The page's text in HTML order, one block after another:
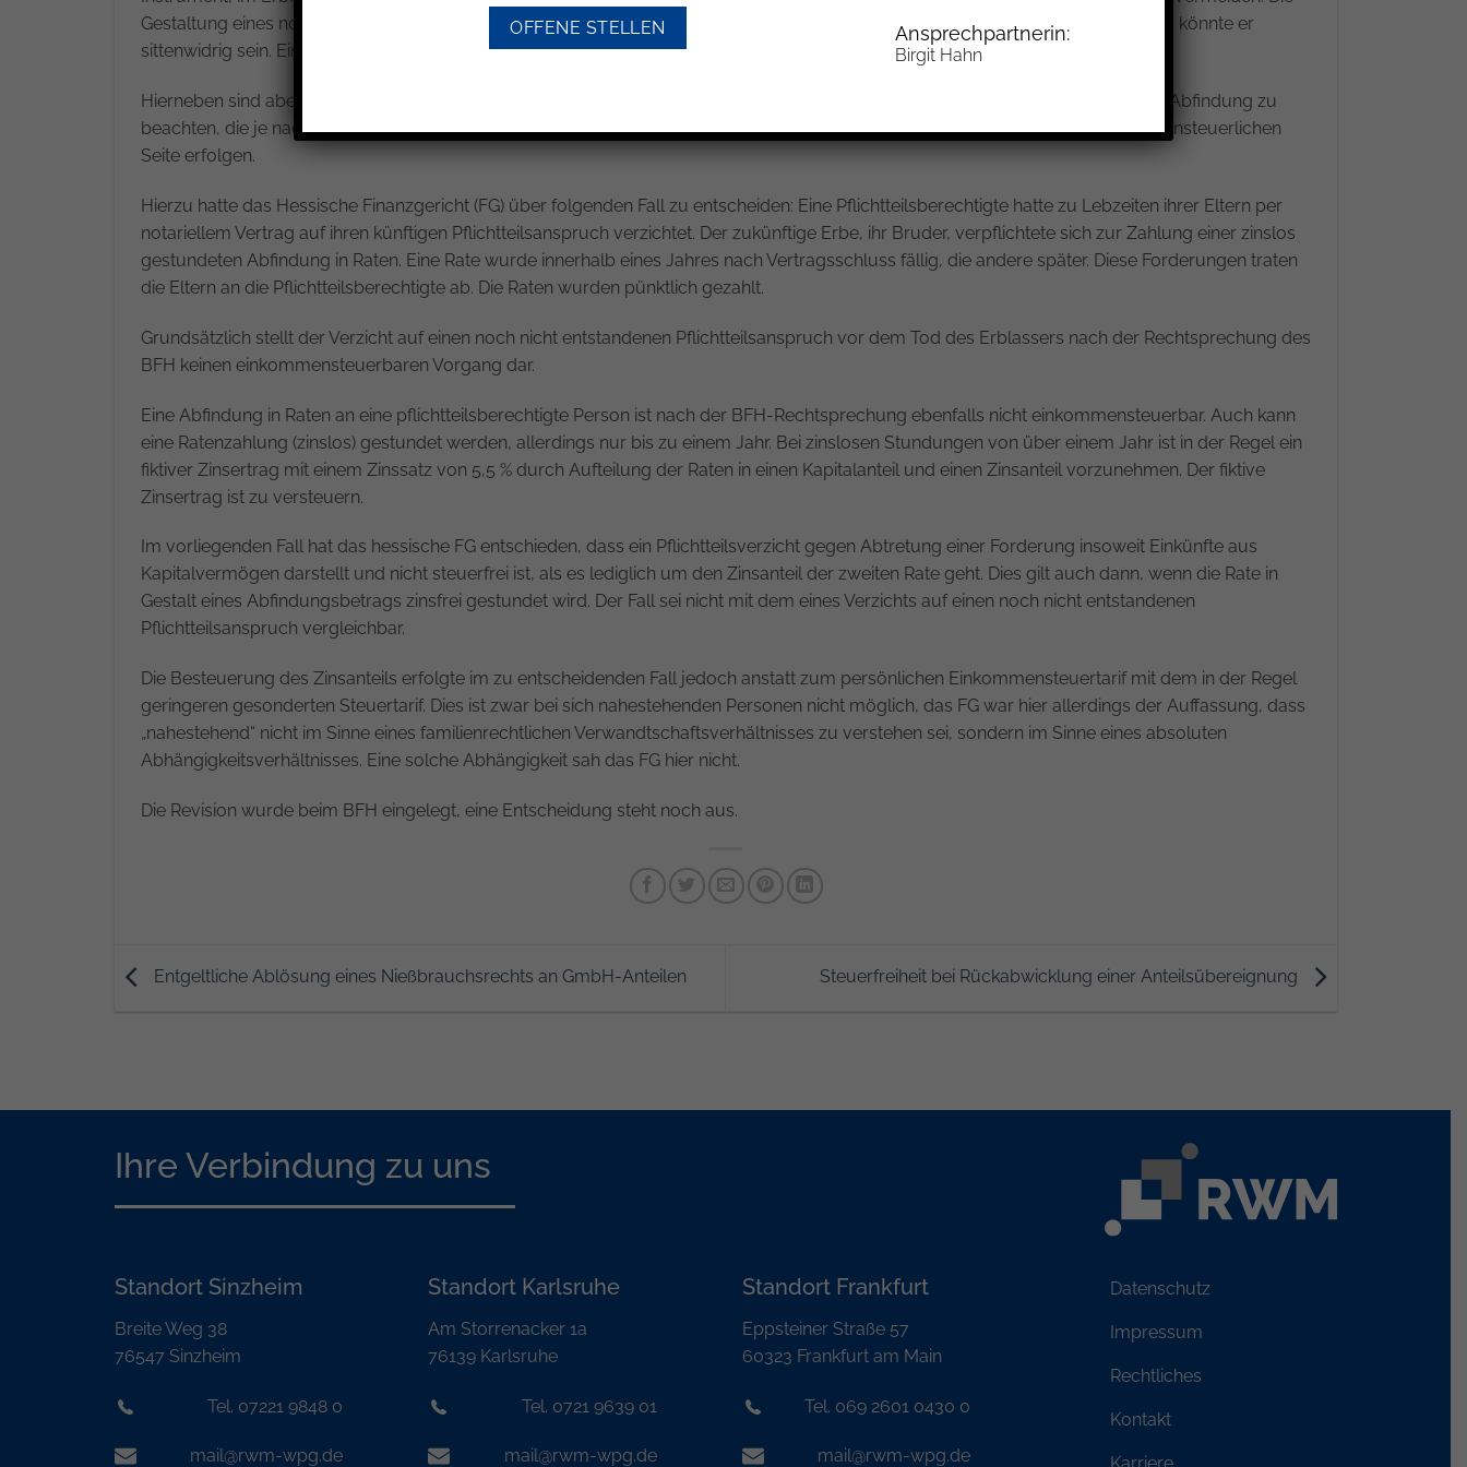
Gestaltung eines notariellen Vertrags mit Pflichtteilsverzicht erfolgt in der Regel durch eine angemessene Abfindung. Anderenfalls könnte er
sittenwidrig sein. Eine rechtliche Beratung sollte neben der steuerlichen Beratung zuvor in Anspruch genommen werden.
Hierneben sind aber auch die erbschaft- bzw. schenkungs- und einkommensteuerlichen Folgen eines Pflichtteilsverzichts gegen Abfindung zu
beachten, die je nach Gestaltung unterschiedlich sein können. An dieser Stelle soll ausschließlich eine Betrachtung der einkommensteuerlichen
Seite erfolgen.
Hierzu hatte das Hessische Finanzgericht (FG) über folgenden Fall zu entscheiden: Eine Pflichtteilsberechtigte hatte zu Lebzeiten ihrer Eltern per
notariellem Vertrag auf ihren künftigen Pflichtteilsanspruch verzichtet. Der zukünftige Erbe, ihr Bruder, verpflichtete sich zur Zahlung einer zinslos
gestundeten Abfindung in Raten. Eine Rate wurde innerhalb eines Jahres nach Vertragsschluss fällig, die andere später. Diese Forderungen traten
die Eltern an die Pflichtteilsberechtigte ab. Die Raten wurden pünktlich gezahlt.
Grundsätzlich stellt der Verzicht auf einen noch nicht entstandenen Pflichtteilsanspruch vor dem Tod des Erblassers nach der Rechtsprechung des
BFH keinen einkommensteuerbaren Vorgang dar.
Eine Abfindung in Raten an eine pflichtteilsberechtigte Person ist nach der BFH-Rechtsprechung ebenfalls nicht einkommensteuerbar. Auch kann
eine Ratenzahlung (zinslos) gestundet werden, allerdings nur bis zu einem Jahr. Bei zinslosen Stundungen von über einem Jahr ist in der Regel ein
fiktiver Zinsertrag mit einem Zinssatz von 5,5 % durch Aufteilung der Raten in einen Kapitalanteil und einen Zinsanteil vorzunehmen. Der fiktive
Zinsertrag ist zu versteuern.
Im vorliegenden Fall hat das hessische FG entschieden, dass ein Pflichtteilsverzicht gegen Abtretung einer Forderung insoweit Einkünfte aus
Kapitalvermögen darstellt und nicht steuerfrei ist, als es lediglich um den Zinsanteil der zweiten Rate geht. Dies gilt auch dann, wenn die Rate in
Gestalt eines Abfindungsbetrags zinsfrei gestundet wird. Der Fall sei nicht mit dem eines Verzichts auf einen noch nicht entstandenen
Pflichtteilsanspruch vergleichbar.
Die Besteuerung des Zinsanteils erfolgte im zu entscheidenden Fall jedoch anstatt zum persönlichen Einkommensteuertarif mit dem in der Regel
geringeren gesonderten Steuertarif. Dies ist zwar bei sich nahestehenden Personen nicht möglich, das FG war hier allerdings der Auffassung, dass
„nahestehend“ nicht im Sinne eines familienrechtlichen Verwandtschaftsverhältnisses zu verstehen sei, sondern im Sinne eines absoluten
Abhängigkeitsverhältnisses. Eine solche Abhängigkeit sah das FG hier nicht.
Die Revision wurde beim BFH eingelegt, eine Entscheidung steht noch aus.
Entgeltliche Ablösung eines Nießbrauchsrechts an GmbH-Anteilen Steuerfreiheit bei Rückabwicklung einer Anteilsübereignung
Ihre Verbindung zu uns
Standort Sinzheim
Breite Weg 38
76547 Sinzheim
Tel. 07221 9848 0
mail@rwm-wpg.de
Standort Karlsruhe
Am Storrenacker 1a
76139 Karlsruhe
Tel. 0721 9639 01
mail@rwm-wpg.de
Standort Frankfurt
Eppsteiner Straße 57
60323 Frankfurt am Main
Tel. 069 2601 0430 0
mail@rwm-wpg.de
Datenschutz
Impressum
Rechtliches
Kontakt
Karriere
OFFENE STELLEN Ansprechpartnerin:
Birgit Hahn